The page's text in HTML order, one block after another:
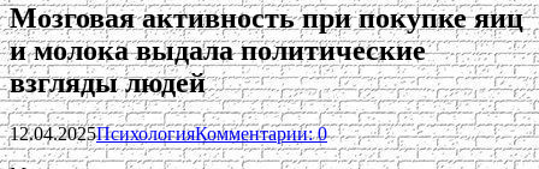
Мозговая активность при покупке яиц
и молока выдала политические
взгляды людей
12.04.2025ПсихологияКомментарии: 0